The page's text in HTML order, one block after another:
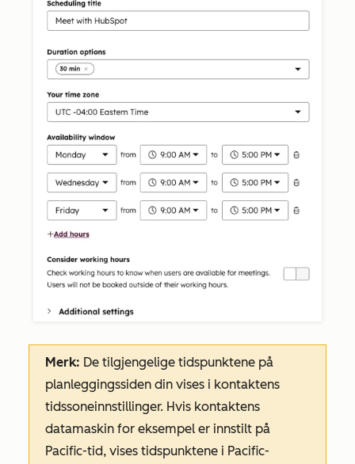
Merk: De tilgjengelige tidspunktene på
planleggingssiden din vises i kontaktens
tidssoneinnstillinger. Hvis kontaktens
datamaskin for eksempel er innstilt på
Pacific-tid, vises tidspunktene i Pacific-